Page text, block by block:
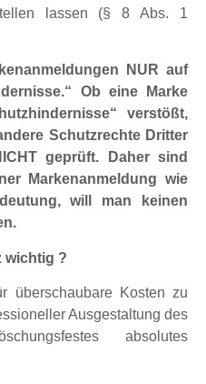
lassen (§ 8 Abs. 1
NUR auf
Ob eine Marke
verstößt,
Schutzrechte Dritter
geprüft. Daher sind
Markenanmeldung wie
will man keinen
wichtig ?
überschaubare Kosten zu
Ausgestaltung des
absolutes